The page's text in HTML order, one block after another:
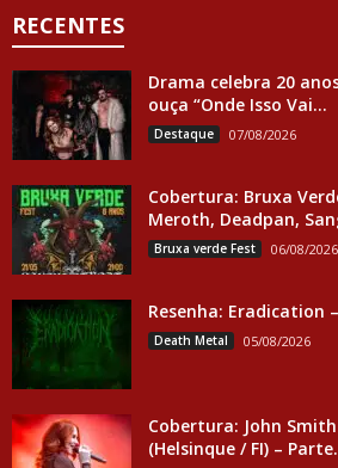
RECENTES
Drama celebra 20
ouça “Onde Isso Vai...
Destaque 07/08/2026
Cobertura: Bruxa
Meroth, Deadpan,
Bruxa verde Fest 06/08/2026
Resenha: Eradication
Death Metal 05/08/2026
Cobertura: John
(Helsinque / FI) –